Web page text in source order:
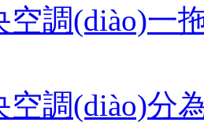
空調(diào)一
空調(diào)分